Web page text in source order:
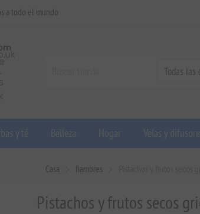
a todo el mundo
y té Belleza Hogar Velas y
Casa fiambres
Pistachos y frutos secos